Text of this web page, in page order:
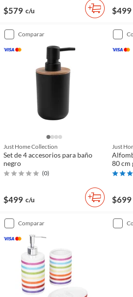
$579 c/u $499
comparar
Just Home Collection
Set de 4 accesorios para baño
negro
(0)
$499 c/u
Just
80 cm
$699
comparar